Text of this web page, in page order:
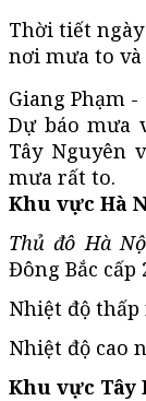
Thời tiết ngày
nơi mưa to và
Giang Phạm -
Dự báo mưa
Tây Nguyên
mưa rất to.
Khu vực Hà
Thủ đô Hà
Đông Bắc cấp
Nhiệt độ thấp
Nhiệt độ cao
Khu vực Tây